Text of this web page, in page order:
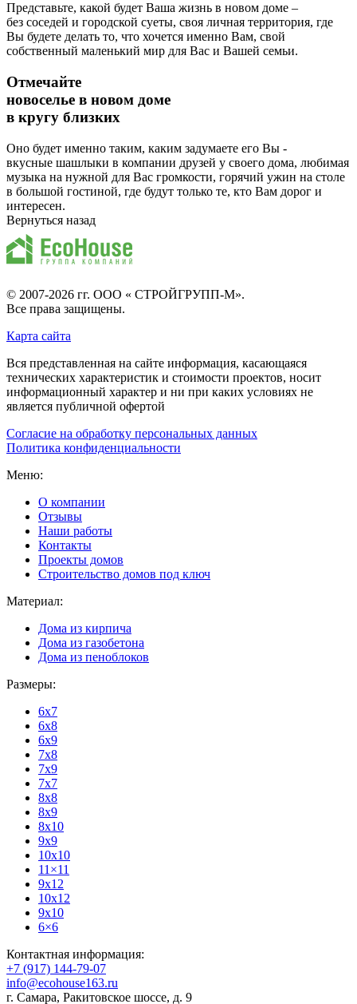
Представьте, какой будет Ваша жизнь в новом доме –
без соседей и городской суеты, своя личная территория, где
Вы будете делать то, что хочется именно Вам, свой
собственный маленький мир для Вас и Вашей семьи.
Отмечайте
новоселье в новом доме
в кругу близких
Оно будет именно таким, каким задумаете его Вы -
вкусные шашлыки в компании друзей у своего дома, любимая
музыка на нужной для Вас громкости, горячий ужин на столе
в большой гостиной, где будут только те, кто Вам дорог и
интересен.
Вернуться назад
© 2007-2026 гг. ООО « СТРОЙГРУПП-М».
Все права защищены.
Карта сайта
Вся представленная на сайте информация, касающаяся
технических характеристик и стоимости проектов, носит
информационный характер и ни при каких условиях не
является публичной офертой
Согласие на обработку персональных данных
Политика конфиденциальности
Меню:
О компании
Отзывы
Наши работы
Контакты
Проекты домов
Строительство домов под ключ
Материал:
Дома из кирпича
Дома из газобетона
Дома из пеноблоков
Размеры:
6x7
6x8
6x9
7x8
7x9
7x7
8x8
8x9
8x10
9x9
10x10
11×11
9x12
10x12
9x10
6×6
Контактная информация:
+7 (917) 144-79-07
info@ecohouse163.ru
г. Самара, Ракитовское шоссе, д. 9